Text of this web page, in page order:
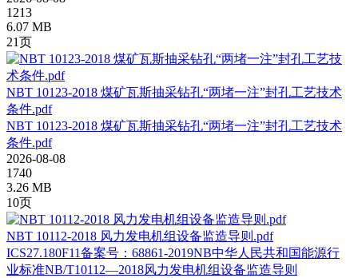
1213
6.07 MB
21页
NBT 10123-2018 煤矿瓦斯抽采钻孔“两堵一注”封孔工艺技术
条件.pdf
NBT 10123-2018 煤矿瓦斯抽采钻孔“两堵一注”封孔工艺技术
条件.pdf
2026-08-08
1740
3.26 MB
10页
NBT 10112-2018 风力发电机组设备监造导则.pdf
ICS27.180F11备案号：68861-2019NB中华人民共和国能源行
业标准NB/T10112—2018风力发电机组设备监造导则